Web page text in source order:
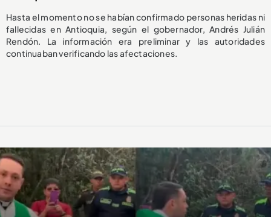
Hasta el momento no se habían confirmado personas heridas ni
fallecidas en Antioquia, según el gobernador, Andrés Julián
Rendón. La información era preliminar y las autoridades
continuaban verificando las afectaciones.